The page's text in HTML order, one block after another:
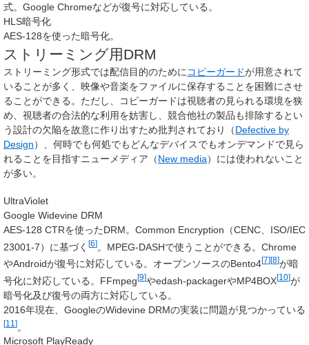
式。Google Chromeなどが復号に対応している。
HLS暗号化
AES-128を使った暗号化。
ストリーミング用DRM
ストリーミング形式では配信目的のために コピーガードが用意されて
いることが多く、映像や音楽をファイルに保存することを困難にさせ
ることができる。ただし、コピーガードは視聴者の見られる環境を狭
め、視聴者の合法的な利用を妨害し、競合他社の製品も排除するとい
う設計の欠陥を故意に作り出すため批判されており（Defective by
Design）、何時でも何処でもどんなデバイスでもオンデマンドで見ら
れることを目指すニューメディア（New media）には使われないこと
が多い。
UltraViolet
Google Widevine DRM
AES-128 CTRを使ったDRM。Common Encryption（CENC、ISO/IEC
23001-7）に基づく [6]。MPEG-DASHで使うことができる。Chrome
やAndroidが復号に対応している。オープンソースのBento4[7][8]が暗
号化に対応している。FFmpeg[9]やedash-packagerやMP4BOX[10]が
暗号化及び復号の両方に対応している。
2016年現在、GoogleのWidevine DRMの実装に問題が見つかっている
[11 ]
Microsoft PlayReady